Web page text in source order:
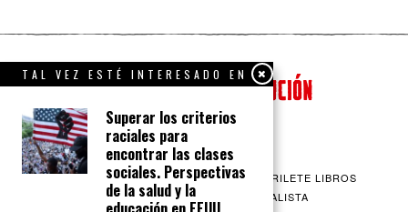
QUIENES SOMOS CONTACTO
BARRILETE LIBROS
CEICS
ENGLISH VÍA SOCIALISTA
TAL VEZ ESTÉ INTERESADO EN
Superar los criterios
raciales para
encontrar las clases
sociales. Perspectivas
de la salud y la